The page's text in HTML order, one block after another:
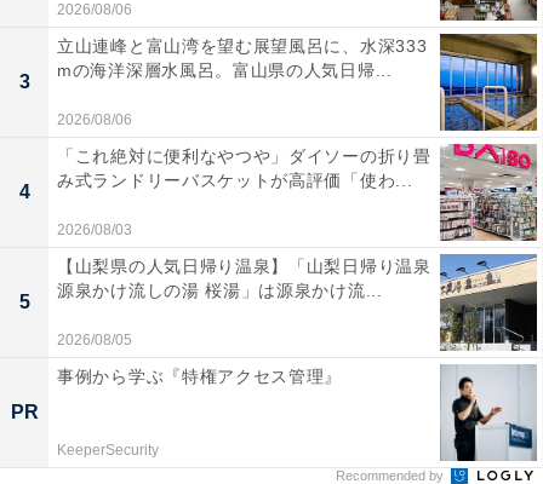
「軽くて設置が簡単」という声があがっています。一方
で、「斜めから見ると画面が少し白っぽく見える」とい
う声も。一人暮らしを始める人や、ネット動画やゲーム
を大画面で存分に楽しみたい人には、おすすめの商品と
いえそうです。
【Amazonお買い得情報】Pioneer「車載ス
ピーカー」が特別価格で登場中【4月22日】
2026/08/06
3
立山連峰と富山湾を望む展望風呂に、水深333
mの海洋深層水風呂。富山県の人気日帰...
2026/08/06
4
「これ絶対に便利なやつや」ダイソーの折り畳
み式ランドリーバスケットが高評価「使わ...
2026/08/03
5
【山梨県の人気日帰り温泉】「山梨日帰り温泉
源泉かけ流しの湯 桜湯」は源泉かけ流...
2026/08/05
PR
事例から学ぶ『特権アクセス管理』
KeeperSecurity
Recommended by